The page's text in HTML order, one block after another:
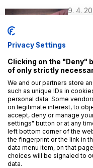
9. 4.
26. 2.
Privacy Settings
Clicking on the "Deny"
of only strictly
We and our partners store
such as unique IDs in
personal data. Some
on legitimate interest, to
accept, deny or manage
settings" button or at any
left bottom corner of the
the fingerprint or the link in
data menu item, on that
choices will be signaled to
data.